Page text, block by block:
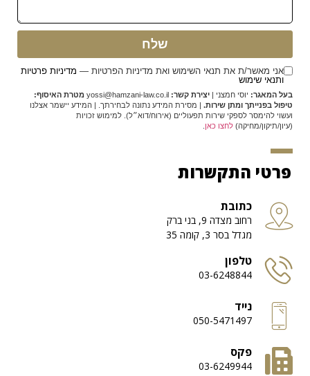
שלח
אני מאשר/ת את תנאי השימוש ואת מדיניות הפרטיות — מדיניות פרטיות
ותנאי שימוש
בעל המאגר: יוסי חמצני | יצירת קשר:
מטרת האיסוף:
טיפול בפנייתך ומתן שירות. | מסירת המידע נתונה לבחירתך. | המידע יישמר אצלנו
ועשוי להימסר לספקי שירות תפעוליים (אירוח/דוא״ל). למימוש זכויות
(עיון/תיקון/מחיקה) לחצו כאן
פרטי התקשרות
כתובת
רחוב מצדה 9, בני ברק
מגדל בסר 3, קומה 35
טלפון
03-6248844
נייד
050-5471497
פקס
03-6249944